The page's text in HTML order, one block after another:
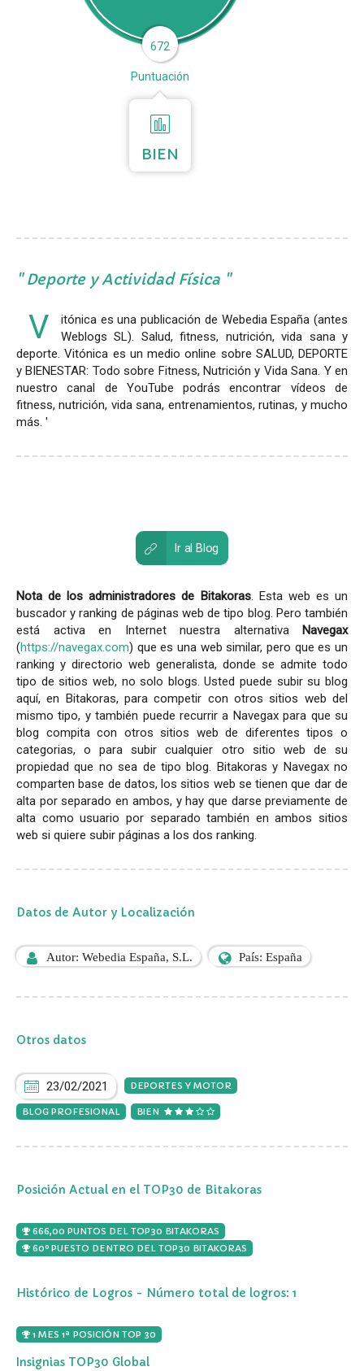
672
Puntuación
BIEN
Deporte y Actividad Física
V
itónica es una publicación de Webedia España (antes
Weblogs SL). Salud, fitness, nutrición, vida sana y
deporte. Vitónica es un medio online sobre SALUD, DEPORTE
y BIENESTAR: Todo sobre Fitness, Nutrición y Vida Sana. Y en
nuestro canal de YouTube podrás encontrar vídeos de
fitness, nutrición, vida sana, entrenamientos, rutinas, y mucho
más. '
Ir al Blog
Nota de los administradores de Bitakoras. Esta web es un
buscador y ranking de páginas web de tipo blog. Pero también
está activa en Internet nuestra alternativa Navegax
(https://navegax.com) que es una web similar, pero que es un
ranking y directorio web generalista, donde se admite todo
tipo de sitios web, no solo blogs. Usted puede subir su blog
aquí, en Bitakoras, para competir con otros sitios web del
mismo tipo, y también puede recurrir a Navegax para que su
blog compita con otros sitios web de diferentes tipos o
categorias, o para subir cualquier otro sitio web de su
propiedad que no sea de tipo blog. Bitakoras y Navegax no
comparten base de datos, los sitios web se tienen que dar de
alta por separado en ambos, y hay que darse previamente de
alta como usuario por separado también en ambos sitios
web si quiere subir páginas a los dos ranking.
Datos de Autor y Localización
Autor: Webedia España, S.L. País: España
Otros datos
23/02/2021 DEPORTES Y MOTOR
BLOG PROFESIONAL BIEN
Posición Actual en el TOP30 de Bitakoras
666,00 PUNTOS DEL TOP30 BITAKORAS
60º PUESTO DENTRO DEL TOP30 BITAKORAS
Histórico de Logros - Número total de logros: 1
1 MES 1ª POSICIÓN TOP 30
Insignias TOP30 Global